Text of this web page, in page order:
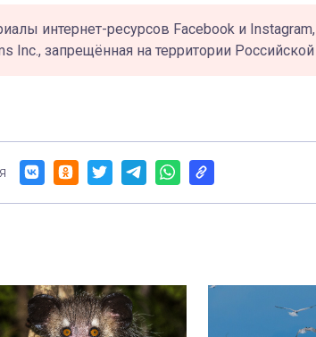
интернет-ресурсов Facebook и
Inc., запрещённая на территории